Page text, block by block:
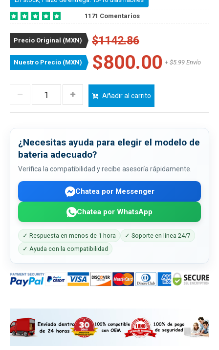
1171 Comentarios
Precio Original (MXN) $1142.86
Nuestro Precio (MXN) $800.00 + $5.99 Envío
Añadir al carrito
¿Necesitas ayuda para elegir el modelo de
bateria adecuado?
Verifica la compatibilidad y recibe asesoría rápidamente.
Chatea por Messenger
Chatea por WhatsApp
✓ Respuesta en menos de 1 hora
✓ Soporte en línea 24/7
✓ Ayuda con la compatibilidad